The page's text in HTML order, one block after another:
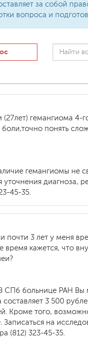
за собой
вопроса и
(27лет) гемангиома
боли,точно понять
гемангиомы не
уточнения
45-35.
почти 3 лет у меня
время кажется, что
СПб больнице РАН
составляет 3 500
Кроме того,
на
(812) 323-45-35.